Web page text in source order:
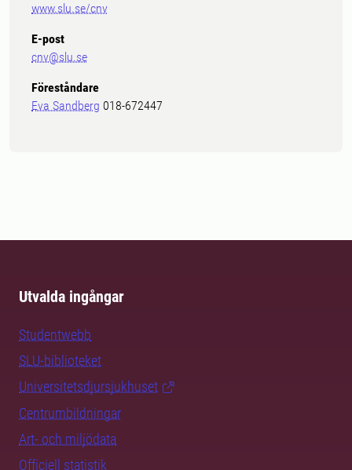
www.slu.se/cnv
E-post
cnv@slu.se
Föreståndare
Eva Sandberg 018-672447
Utvalda ingångar
Studentwebb
SLU-biblioteket
Universitetsdjursjukhuset
Centrumbildningar
Art- och miljödata
Officiell statistik